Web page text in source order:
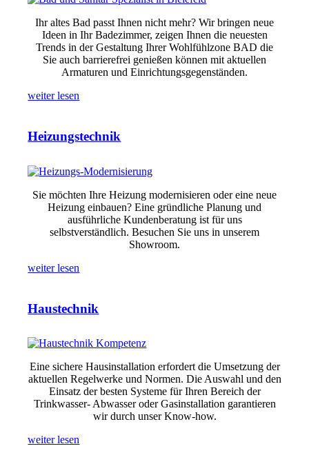
Ihr altes Bad passt Ihnen nicht mehr? Wir bringen neue
Ideen in Ihr Badezimmer, zeigen Ihnen die neuesten
Trends in der Gestaltung Ihrer Wohlfühlzone BAD die
Sie auch barrierefrei genießen können mit aktuellen
Armaturen und Einrichtungsgegenständen.
weiter lesen
Heizungstechnik
Sie möchten Ihre Heizung modernisieren oder eine neue
Heizung einbauen? Eine gründliche Planung und
ausführliche Kundenberatung ist für uns
selbstverständlich. Besuchen Sie uns in unserem
Showroom.
weiter lesen
Haustechnik
Eine sichere Hausinstallation erfordert die Umsetzung der
aktuellen Regelwerke und Normen. Die Auswahl und den
Einsatz der besten Systeme für Ihren Bereich der
Trinkwasser- Abwasser oder Gasinstallation garantieren
wir durch unser Know-how.
weiter lesen